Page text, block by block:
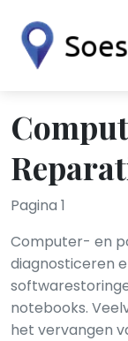
Pagina 1
Computer- en
diagnosticeren
notebooks.
het vervangen